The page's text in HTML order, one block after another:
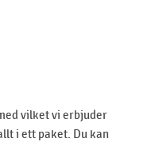
vilket vi erbjuder
i ett paket. Du kan